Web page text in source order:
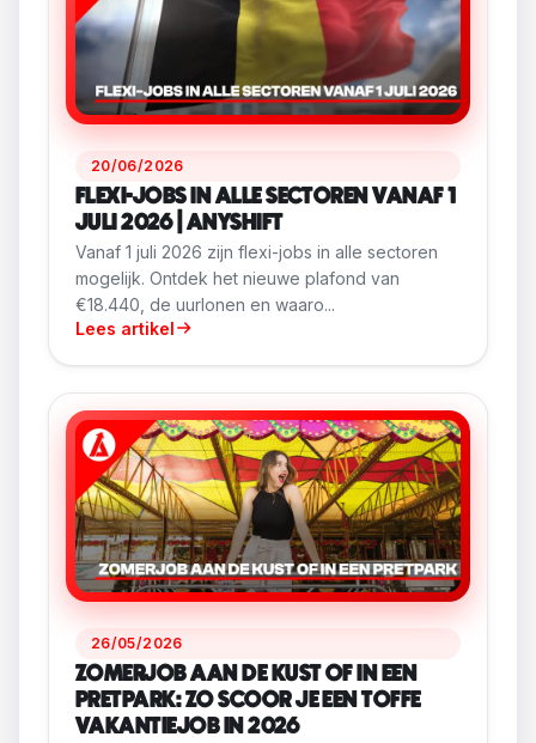
20/06/2026
FLEXI-JOBS IN ALLE SECTOREN VANAF 1
JULI 2026 | ANYSHIFT
Vanaf 1 juli 2026 zijn flexi-jobs in alle sectoren
mogelijk. Ontdek het nieuwe plafond van
€18.440, de uurlonen en waaro...
Lees artikel
26/05/2026
ZOMERJOB AAN DE KUST OF IN EEN
PRETPARK: ZO SCOOR JE EEN TOFFE
VAKANTIEJOB IN 2026